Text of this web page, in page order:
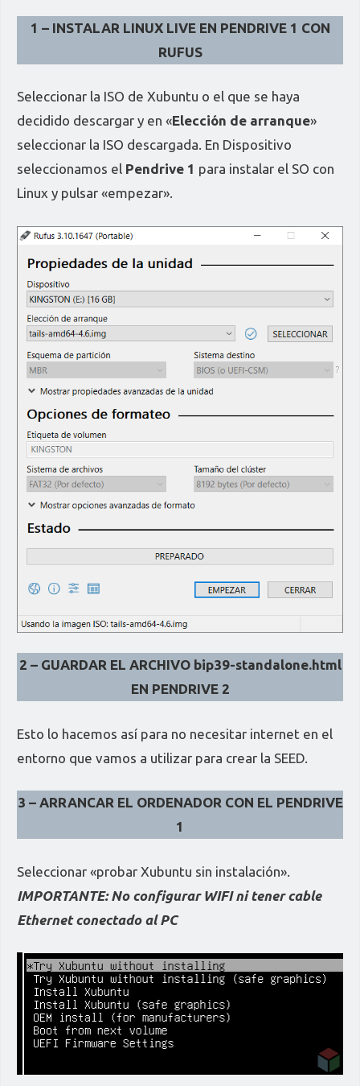
1 – INSTALAR LINUX LIVE EN PENDRIVE 1 CON
RUFUS
Seleccionar la ISO de Xubuntu o el que se haya
decidido descargar y en «Elección de arranque»
seleccionar la ISO descargada. En Dispositivo
seleccionamos el Pendrive 1 para instalar el SO con
Linux y pulsar «empezar».
2 – GUARDAR EL ARCHIVO bip39-standalone.html
EN PENDRIVE 2
Esto lo hacemos así para no necesitar internet en el
entorno que vamos a utilizar para crear la SEED.
3 – ARRANCAR EL ORDENADOR CON EL PENDRIVE
1
Seleccionar «probar Xubuntu sin instalación».
IMPORTANTE: No configurar WIFI ni tener cable
Ethernet conectado al PC